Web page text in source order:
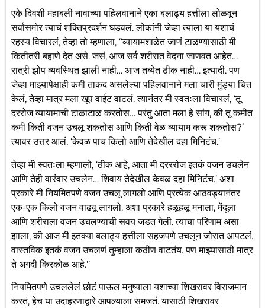
एके दिवशी महाबली नावाच्या पहिलवानाने एका बलाढ्य हत्तीला लोळवून
सर्वांसमोर त्याचं शक्तिप्रदर्शन घडवलं. लोकांनी जेव्हा त्याला या यशाचं
रहस्य विचारलं, तेव्हा तो म्हणाला, ‘‘व्यायामशाळेत जाणं टाळण्यासाठी मी
कितीतरी बहाणे देत असे. जसं, आज सर्व शरीरात वेदना जाणवत आहेत…
रात्री झोप व्यवस्थित झाली नाही… आज तब्येत ठीक नाही… इत्यादी. पण
जेव्हा माझ्यापेक्षाही कमी ताकद असलेल्या पहिलवानाने मला चारी मुंड्या चित
केलं, तेव्हा मात्र मला खूप वाईट वाटलं. त्यानंतर मी स्वतःला विचारलं, ‘तू
दररोज व्यायामाची टाळाटाळ करतोस… परंतु आता मला हे सांग, की तू कमीत
कमी किती वजन उचलू शकतोस आणि किती वेळ व्यायाम करू शकतोस?’
त्यावर उत्तर आलं, ‘केवळ पाच किलो आणि तेदेखील दहा मिनिटंच.’
तेव्हा मी स्वतःला म्हणालो, ‘ठीक आहे, आता मी दरररोज इतकं वजन उचलेन
आणि तेही वारंवार उचलेन… शिवाय तेदेखील केवळ दहा मिनिटंच.’ अशा
प्रकारे मी नियमितपणे वजन उचलू लागलो आणि प्रत्येक आठवड्यानंतर
एक-एक किलो वजन वाढवू लागलो. अशा प्रकारे हळूहळू मनाला, मेंदूला
आणि शरीराला वजन उचलण्याची सवय जडत गेली. त्याचा परिणाम असा
झाला, की आज मी इतक्या बलाढ्य हत्तीला सहजपणे उचलून जोरात आपटलं.
वास्तविक इतकं वजन उचलणं तुम्हाला कठीण वाटतंय. पण माझ्यासाठी मात्र
ते अगदी किरकोळ आहे.’’
नियमितपणे उचललेलं छोटं पाऊल मनुष्याला यशाच्या शिखरावर विराजमान
करतं, हेच या उदाहरणाद्वारे आपल्याला समजतं. यासाठी शिखरावर